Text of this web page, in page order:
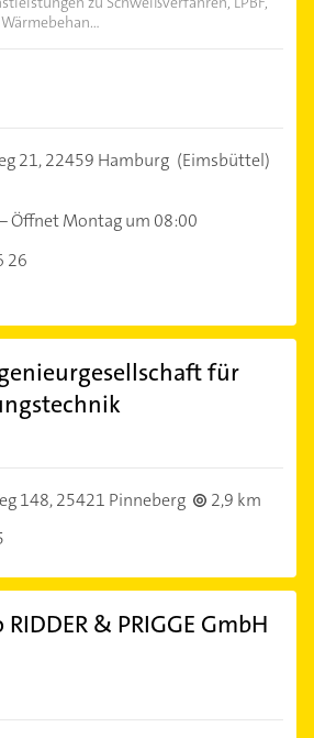
21,22459 Hamburg (Eimsbüttel)
Öffnet Montag um 08:00
26
für
148,25421 Pinneberg
2,9 km
& PRIGGE GmbH